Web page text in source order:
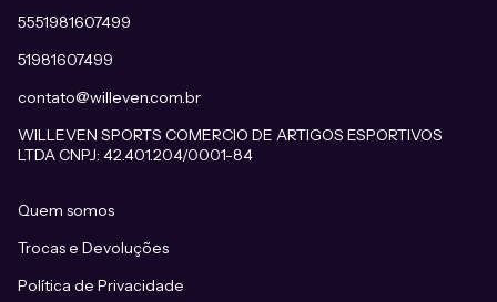
5551981607499
51981607499
contato@willeven.com.br
WILLEVEN SPORTS COMERCIO DE ARTIGOS ESPORTIVOS
LTDA CNPJ: 42.401.204/0001-84
Quem somos
Trocas e Devoluções
Política de Privacidade